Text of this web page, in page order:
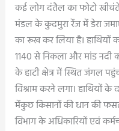
कई लोग दंतैल का फोटो
मंडल के कुदमुरा रेंज में डेरा
का रूख कर लिया है।
1140 से निकला और मांड
के हाटी क्षेत्र में स्थित जंगल
विश्राम करने लगा। हाथियों
मेंकुछ किसानों की धान की
विभाग के अधिकारियों एवं